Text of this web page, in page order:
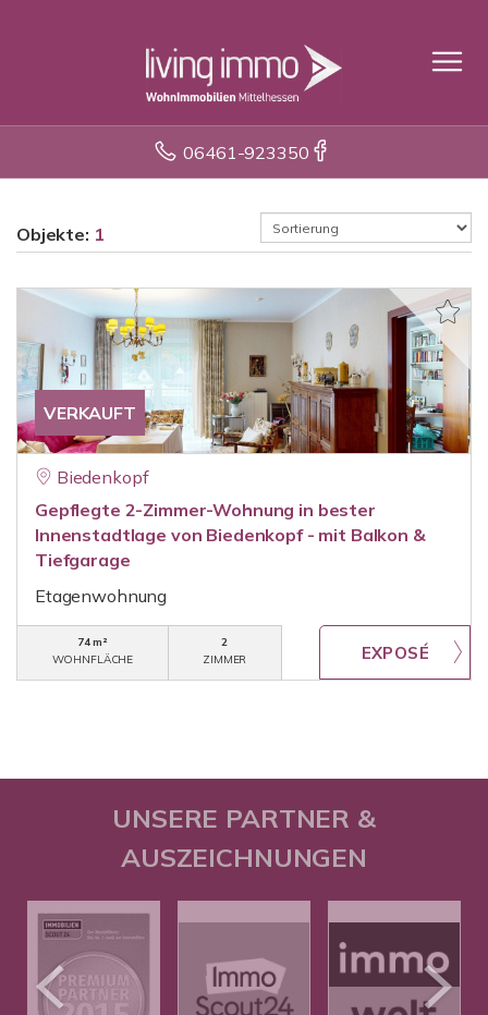
06461-923350
Objekte: 1
VERKAUFT
Biedenkopf
Gepflegte 2-Zimmer-Wohnung in bester
Innenstadtlage von Biedenkopf - mit Balkon &
Tiefgarage
Etagenwohnung
74 m²
WOHNFLÄCHE
2
ZIMMER
UNSERE PARTNER &
AUSZEICHNUNGEN